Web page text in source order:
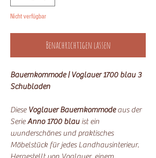
Nicht verfügbar
Benachrichtigen lassen
Bauernkommode | Voglauer 1700 blau 3
Schubladen
Diese Voglauer Bauernkommodeaus der
SerieAnno 1700 blauist ein
wunderschönes und praktisches
Möbelstück für jedes Landhausinterieur.